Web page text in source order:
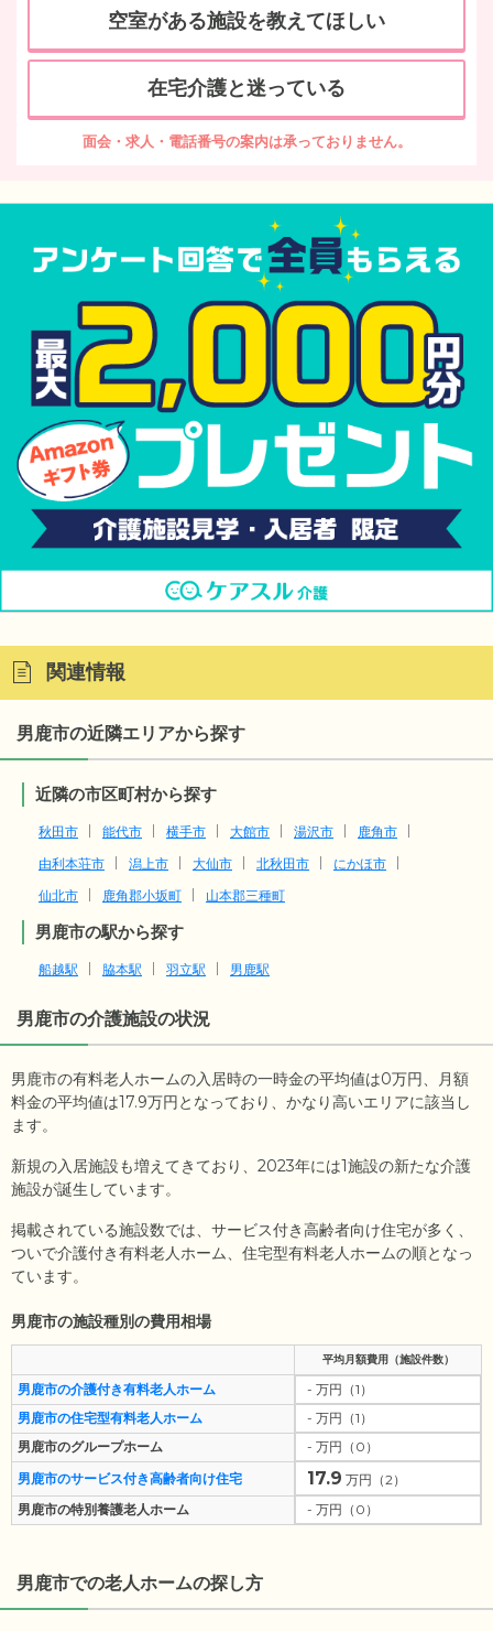
空室がある施設を教えてほしい
在宅介護と迷っている
面会・求人・電話番号の案内は承っておりません。
関連情報
男鹿市の近隣エリアから探す
近隣の市区町村から探す
秋田市 能代市 横手市 大館市 湯沢市
鹿角市
由利本荘市
潟上市 大仙市 北秋田市
にかほ市
仙北市
鹿角郡小坂町 山本郡三種町
男鹿市の駅から探す
船越駅 脇本駅 羽立駅 男鹿駅
男鹿市の介護施設の状況
男鹿市の有料老人ホームの入居時の一時金の平均値は0万円、月額
料金の平均値は17.9万円となっており、かなり高いエリアに該当し
ます。
新規の入居施設も増えてきており、2023年には1施設の新たな介護
施設が誕生しています。
掲載されている施設数では、サービス付き高齢者向け住宅が多く、
ついで介護付き有料老人ホーム、住宅型有料老人ホームの順となっ
ています。
男鹿市の施設種別の費用相場
平均月額費用（施設件数）
男鹿市の介護付き有料老人ホーム
- 万円（1）
男鹿市の住宅型有料老人ホーム
- 万円（1）
男鹿市のグループホーム
- 万円（0）
男鹿市のサービス付き高齢者向け住宅
17.9 万円（2）
男鹿市の特別養護老人ホーム
- 万円（0）
男鹿市での老人ホームの探し方